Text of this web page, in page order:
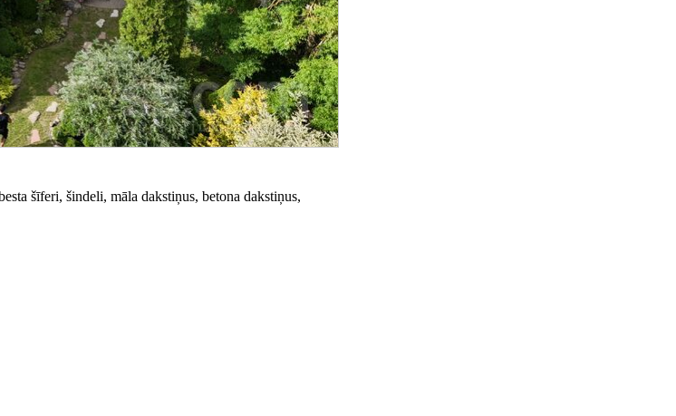
šīferi, šindeli, māla dakstiņus, betona dakstiņus,